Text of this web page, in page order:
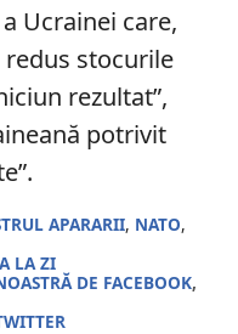
Ucrainei care,
redus stocurile
rezultat”,
potrivit
APARARII, NATO,
LA ZI
DE FACEBOOK,